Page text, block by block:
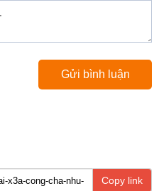
Copy link